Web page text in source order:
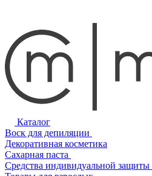
Каталог
Воск для депиляции
Декоративная косметика
Сахарная паста
Средства индивидуальной защиты